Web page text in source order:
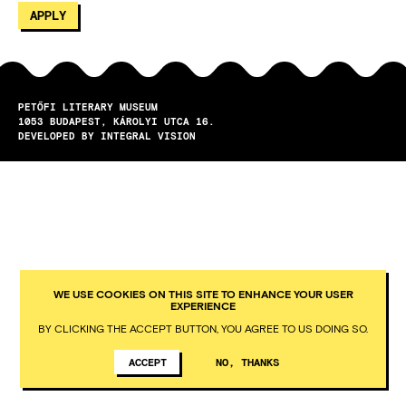
PETŐFI LITERARY MUSEUM
1053
BUDAPEST
KÁROLYI UTCA 16.
DEVELOPED BY INTEGRAL VISION
WE USE COOKIES ON THIS SITE TO ENHANCE YOUR USER
EXPERIENCE
BY CLICKING THE ACCEPT BUTTON, YOU AGREE TO US DOING SO.
ACCEPT NO, THANKS